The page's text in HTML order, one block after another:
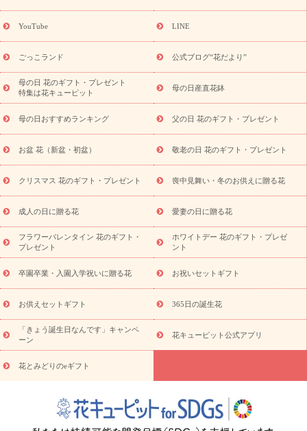
(トルコキキョウ)
9月の誕生花(リンドウ)
ら探す
お祝いの花特集 当日配達特急便 お祝い商品一覧
念日
結婚祝い 出産祝い 退院祝い・快気祝い
寿祝い
プチギフト ペットのお祝いフラワー
供え・お悔やみ商品一覧
お供え・お悔やみの花
四十九日法要以
お供え プリザーブドフラワー
ペットのお供えフラワー
お盆（新
盆・初盆）
その他 お祝い返し お見舞い
お取り寄せギフト
ビジネス用
ご自宅用 観葉植物 ミディ胡蝶蘭
プリザーブ
ドフラワー
スタイルから探す アレンジメント 花束
スタ
ンド花
お祝い お供え・お悔やみ 胡蝶蘭 胡蝶蘭・花鉢
ディ胡蝶蘭・お祝い
ミディ胡蝶蘭・お供え
世界初の青色胡蝶蘭
観葉植物
観葉植物 産直多肉植物
プリザーブドフラワー
お祝い
お供え・お悔やみ 花とセットギフト
セミオーダー
プチギフト（hanamore -ハナモア-）
花とみどりのeギフト
キューピットのeGfit
カラー ピンク イエローオレンジ
レッ
ド
お花の種類 トルコキキョウ
お祝い お祝い・3000円～ お祝い・4000円～
お祝い・
5000円～
お祝い・7000円～ お祝い・ 10000円～
お供え・お
悔やみ
円～
お供え・お悔やみ・
いのマナー
定年退職祝いのマナー
お祝いを贈るときのマナー・
花キューピットのお祝いコラム一覧
誕生日のお花を「色
YouTube LINE
ごっこランド 公式ブログ“花だより”
母の日 花のギフト・プレゼント
特集は花キューピット
母の日産直花鉢
母の日おすすめランキング 父の日 花のギフト・プレゼント
お盆 花（新盆・初盆） 敬老の日 花のギフト・プレゼント
クリスマス 花のギフト・プレゼント 喪中見舞い・冬のお供えに贈る花
成人の日に贈る花 愛妻の日に贈る花
フラワーバレンタイン 花のギフト・
プレゼント
ホワイトデー 花のギフト・プレゼ
ント
卒園卒業・入園入学祝いに贈る花 お祝いセットギフト
お供えセットギフト 365日の誕生花
「きょう誕生日なんです」キャンペ
ーン
花キューピット公式アプリ
花とみどりのeギフト